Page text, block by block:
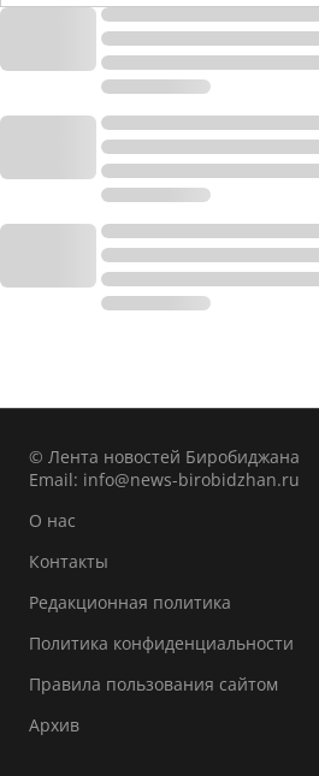
© Лента новостей Биробиджана
Email: info@news-birobidzhan.ru
О нас
Контакты
Редакционная политика
Политика конфиденциальности
Правила пользования сайтом
Архив